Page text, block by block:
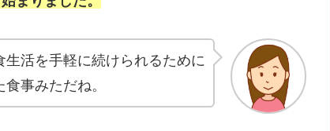
生活を手軽に続けられるために
事みただね。